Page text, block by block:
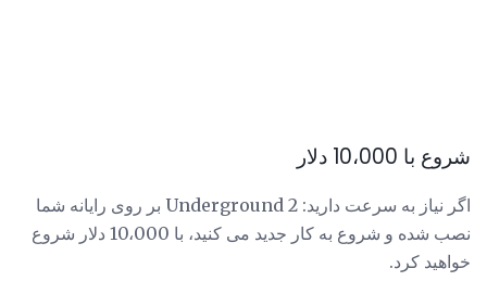
شروع با 10،000 دلار
اگر نیاز به سرعت دارید: Underground 2 بر روی رایانه شما
نصب شده و شروع به کار جدید می کنید، با 10،000 دلار شروع
خواهید کرد.